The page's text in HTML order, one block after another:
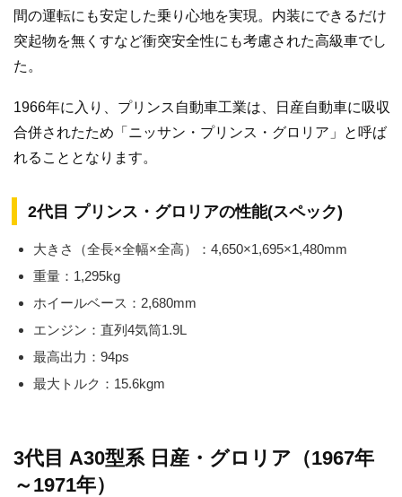
間の運転にも安定した乗り心地を実現。内装にできるだけ
突起物を無くすなど衝突安全性にも考慮された高級車でし
た。
1966年に入り、プリンス自動車工業は、日産自動車に吸収
合併されたため「ニッサン・プリンス・グロリア」と呼ば
れることとなります。
2代目 プリンス・グロリアの性能(スペック)
大きさ（全長×全幅×全高）：4,650×1,695×1,480mm
重量：1,295kg
ホイールベース：2,680mm
エンジン：直列4気筒1.9L
最高出力：94ps
最大トルク：15.6kgm
3代目 A30型系 日産・グロリア（1967年
～1971年）